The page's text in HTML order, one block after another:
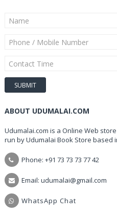
ABOUT UDUMALAI.COM
Udumalai.com is a Online Web
run by Udumalai Book Store based
Phone: +91 73 73 73 77 42
Email: udumalai@gmail.com
WhatsApp Chat